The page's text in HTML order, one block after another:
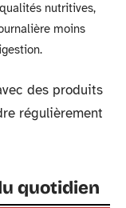
nutritives,
moins
des produits
régulièrement
quotidien